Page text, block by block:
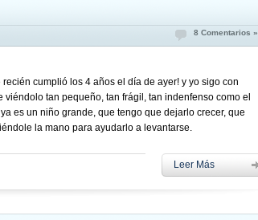
8 Comentarios »
cumplió los 4 años el día de ayer! y yo sigo con
tan pequeño, tan frágil, tan indenfenso como el
es un niño grande, que tengo que dejarlo crecer, que
la mano para ayudarlo a levantarse.
Leer Más